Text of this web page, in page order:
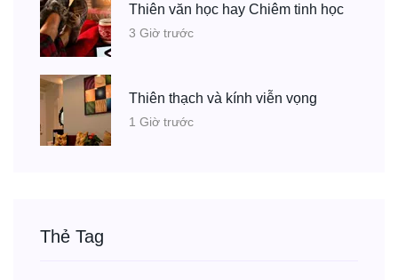
Thiên văn học hay Chiêm tinh học
3 Giờ trước
Thiên thạch và kính viễn vọng
1 Giờ trước
Thẻ Tag